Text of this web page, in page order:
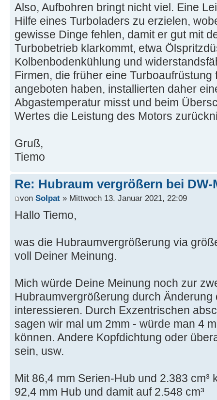
Also, Aufbohren bringt nicht viel. Eine
Hilfe eines Turboladers zu erzielen,
gewisse Dinge fehlen, damit er gut mit
Turbobetrieb klarkommt, etwa
Kolbenbodenkühlung und
Firmen, die früher eine Turboaufrüstung
angeboten haben, installierten daher
Abgastemperatur misst und beim
Wertes die Leistung des Motors
Gruß,
Tiemo
Re: Hubraum vergrößern bei
von Solpat » Mittwoch 13. Januar 2021, 22:09
Hallo Tiemo,
was die Hubraumvergrößerung via
voll Deiner Meinung.
Mich würde Deine Meinung noch zur
Hubraumvergrößerung durch Änderung
interessieren. Durch Exzentrischen
sagen wir mal um 2mm - würde man 4
können. Andere Kopfdichtung oder
sein, usw.
Mit 86,4 mm Serien-Hub und 2.383 cm³
92,4 mm Hub und damit auf 2.548 cm³